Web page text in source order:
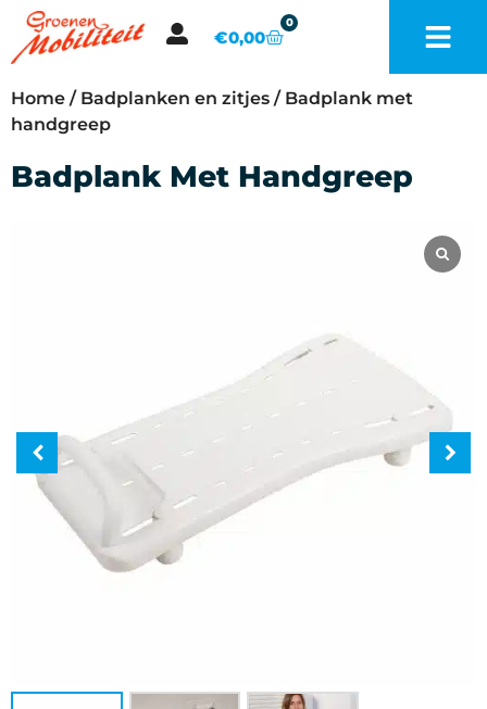
€0,00
0
Home / Badplanken en zitjes / Badplank met
handgreep
Badplank Met Handgreep